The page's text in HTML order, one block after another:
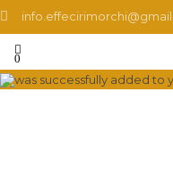
0
was successfully added to
FC 2500 I – T